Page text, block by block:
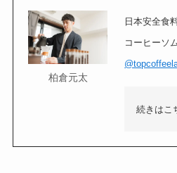
柏倉元太
日本安全食
コーヒーソ
続きはこ